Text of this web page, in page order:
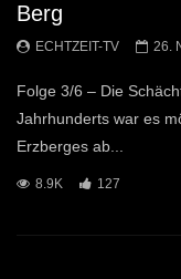
Berg
ECHTZEIT-TV 26.
Folge 3/6 – Die
Jahrhunderts war es
Erzberges ab...
8.9K 127